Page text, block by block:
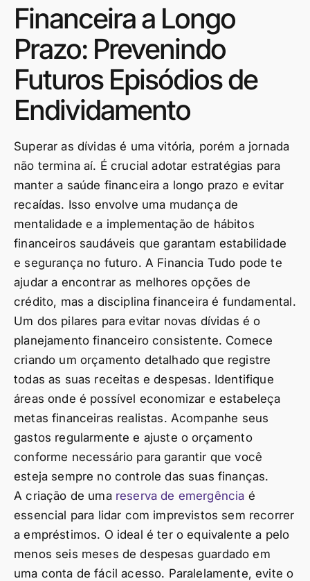
Financeira a Longo
Prazo: Prevenindo
Futuros Episódios de
Endividamento
Superar as dívidas é uma vitória, porém a jornada
não termina aí. É crucial adotar estratégias para
manter a saúde financeira a longo prazo e evitar
recaídas. Isso envolve uma mudança de
mentalidade e a implementação de hábitos
financeiros saudáveis que garantam estabilidade
e segurança no futuro. A Financia Tudo pode te
ajudar a encontrar as melhores opções de
crédito, mas a disciplina financeira é fundamental.
Um dos pilares para evitar novas dívidas é o
planejamento financeiro consistente. Comece
criando um orçamento detalhado que registre
todas as suas receitas e despesas. Identifique
áreas onde é possível economizar e estabeleça
metas financeiras realistas. Acompanhe seus
gastos regularmente e ajuste o orçamento
conforme necessário para garantir que você
esteja sempre no controle das suas finanças.
A criação de uma reserva de emergência é
essencial para lidar com imprevistos sem recorrer
a empréstimos. O ideal é ter o equivalente a pelo
menos seis meses de despesas guardado em
uma conta de fácil acesso. Paralelamente, evite o